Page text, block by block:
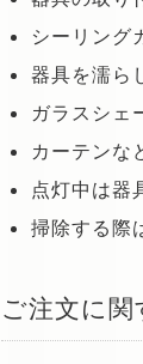
シーリング
器具を濡ら
ガラスシェ
カーテンな
点灯中は器
掃除する際
ご注文に